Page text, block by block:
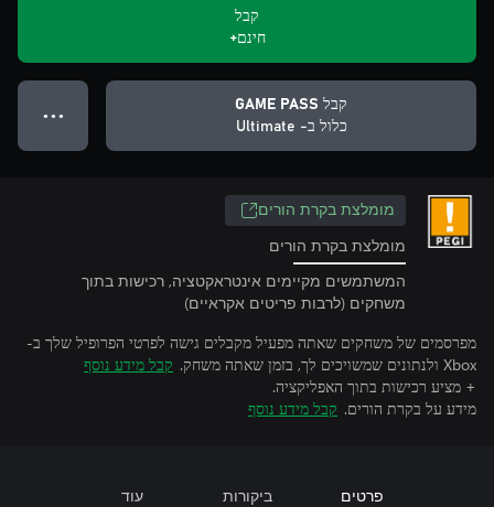
קבל
חינם+
קבל GAME PASS
כלול ב- Ultimate
● ● ●
מומלצת בקרת הורים
מומלצת בקרת הורים
המשתמשים מקיימים אינטראקטציה, רכישות בתוך
משחקים (לרבות פריטים אקראיים)
מפרסמים של משחקים שאתה מפעיל מקבלים גישה לפרטי הפרופיל שלך ב-
Xbox ולנתונים שמשויכים לך, בזמן שאתה משחק.
קבל מידע נוסף
+ מציע רכישות בתוך האפליקציה.
מידע על בקרת הורים. קבל מידע נוסף
פרטים ביקורות עוד